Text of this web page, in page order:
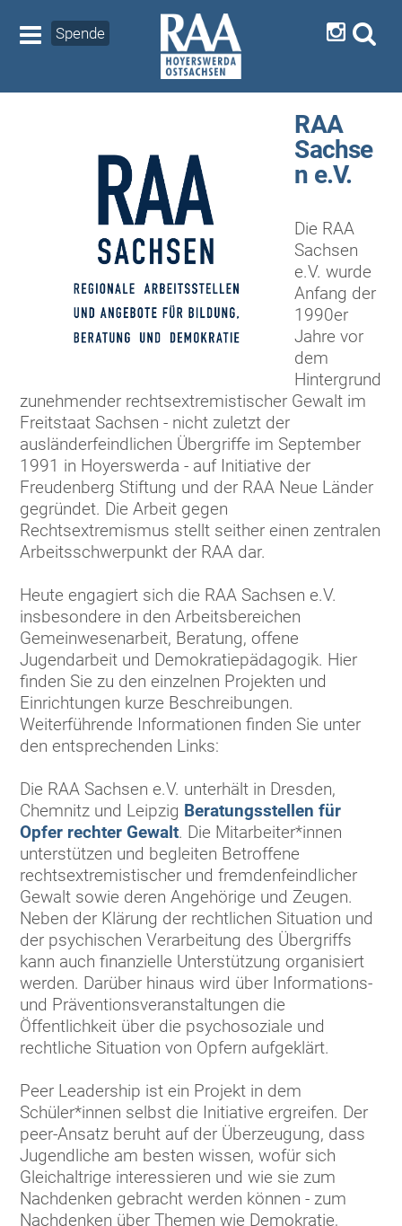
Spende
RAA
Sachse
n e.V.
Die RAA
Sachsen
e.V. wurde
Anfang der
1990er
Jahre vor
dem
Hintergrund
zunehmender rechtsextremistischer Gewalt im
Freitstaat Sachsen - nicht zuletzt der
ausländerfeindlichen Übergriffe im September
1991 in Hoyerswerda - auf Initiative der
Freudenberg Stiftung und der RAA Neue Länder
gegründet. Die Arbeit gegen
Rechtsextremismus stellt seither einen zentralen
Arbeitsschwerpunkt der RAA dar.
Heute engagiert sich die RAA Sachsen e.V.
insbesondere in den Arbeitsbereichen
Gemeinwesenarbeit, Beratung, offene
Jugendarbeit und Demokratiepädagogik. Hier
finden Sie zu den einzelnen Projekten und
Einrichtungen kurze Beschreibungen.
Weiterführende Informationen finden Sie unter
den entsprechenden Links:
Die RAA Sachsen e.V. unterhält in Dresden,
Chemnitz und Leipzig Beratungsstellen für
Opfer rechter Gewalt. Die Mitarbeiter*innen
unterstützen und begleiten Betroffene
rechtsextremistischer und fremdenfeindlicher
Gewalt sowie deren Angehörige und Zeugen.
Neben der Klärung der rechtlichen Situation und
der psychischen Verarbeitung des Übergriffs
kann auch finanzielle Unterstützung organisiert
werden. Darüber hinaus wird über Informations-
und Präventionsveranstaltungen die
Öffentlichkeit über die psychosoziale und
rechtliche Situation von Opfern aufgeklärt.
Peer Leadership ist ein Projekt in dem
Schüler*innen selbst die Initiative ergreifen. Der
peer-Ansatz beruht auf der Überzeugung, dass
Jugendliche am besten wissen, wofür sich
Gleichaltrige interessieren und wie sie zum
Nachdenken gebracht werden können - zum
Nachdenken über Themen wie Demokratie,